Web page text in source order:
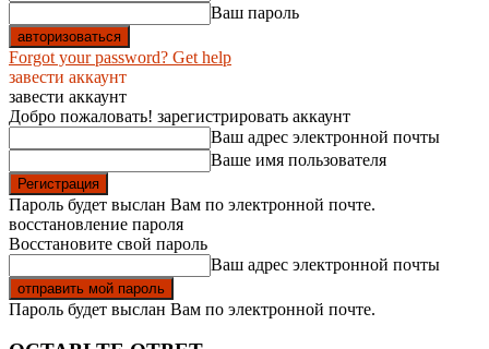
Ваш пароль
Forgot your password? Get help
завести аккаунт
завести аккаунт
Добро пожаловать! зарегистрировать аккаунт
Ваш адрес электронной почты
Ваше имя пользователя
Пароль будет выслан Вам по электронной почте.
восстановление пароля
Восстановите свой пароль
Ваш адрес электронной почты
Пароль будет выслан Вам по электронной почте.